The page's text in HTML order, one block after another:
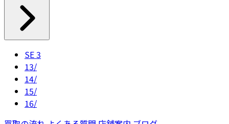
SE 3
13/
14/
15/
16/